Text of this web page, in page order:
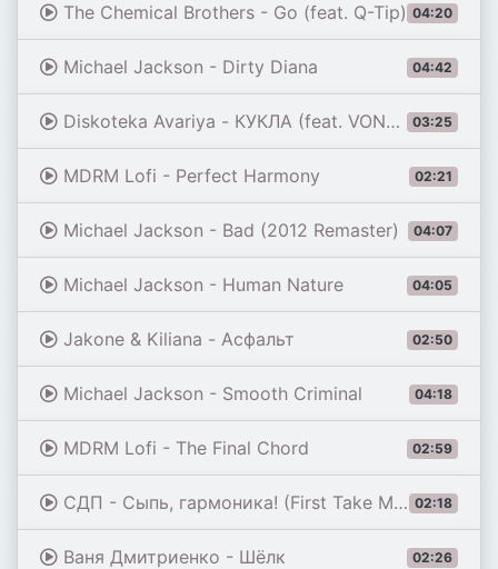
04:20
The Chemical Brothers - Go (feat. Q-Tip)
04:42
Michael Jackson - Dirty Diana
03:25
Diskoteka Avariya - КУКЛА (feat. VONAMOUR) [Remix 2026]
02:21
MDRM Lofi - Perfect Harmony
04:07
Michael Jackson - Bad (2012 Remaster)
04:05
Michael Jackson - Human Nature
02:50
Jakone & Kiliana - Асфальт
04:18
Michael Jackson - Smooth Criminal
02:59
MDRM Lofi - The Final Chord
02:18
СДП - Сыпь, гармоника! (First Take Master)
02:26
Ваня Дмитриенко - Шёлк